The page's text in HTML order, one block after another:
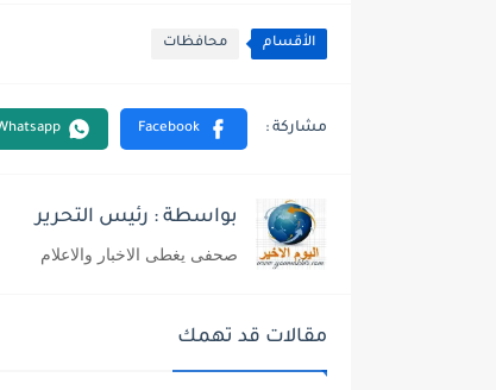
الأقسام محافظات
بواسطة : رئيس التحرير
صحفى يغطى الاخبار والاعلام
مقالات قد تهمك